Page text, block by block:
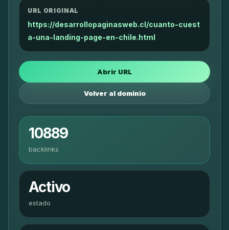
URL ORIGINAL
https://desarrollopaginasweb.cl/cuanto-cuest
a-una-landing-page-en-chile.html
Abrir URL
Volver al dominio
10889
backlinks
Activo
estado